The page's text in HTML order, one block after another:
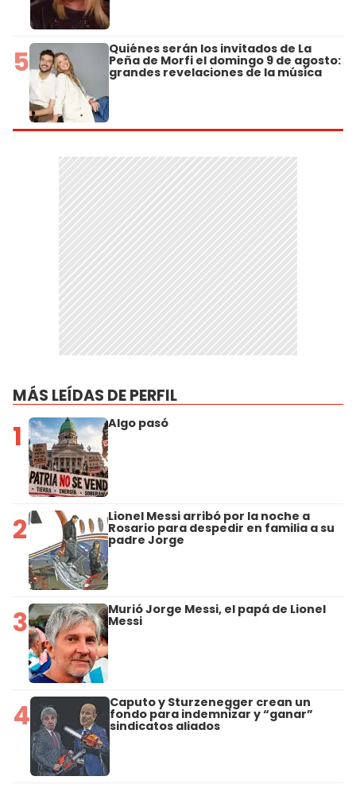
5 Quiénes serán los invitados de La
Peña de Morfi el domingo 9 de agosto:
grandes revelaciones de la música
MÁS LEÍDAS DE PERFIL
1 Algo pasó
2 Lionel Messi arribó por la noche a
Rosario para despedir en familia a su
padre Jorge
3 Murió Jorge Messi, el papá de Lionel
Messi
4 Caputo y Sturzenegger crean un
fondo para indemnizar y “ganar”
sindicatos aliados